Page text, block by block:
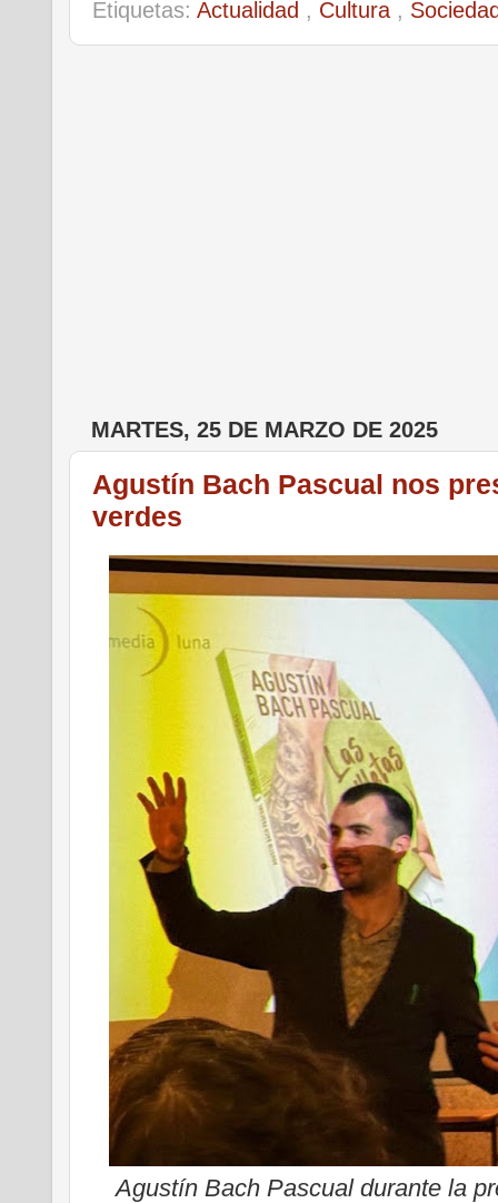
Etiquetas: Actualidad , Cultura ,
MARTES, 25 DE MARZO DE 2025
Agustín Bach Pascual nos
verdes
Agustín Bach Pascual durante la